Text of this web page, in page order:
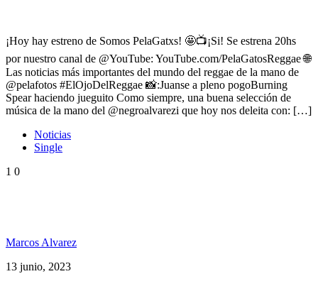
¡Hoy hay estreno de Somos PelaGatxs! 🤩📺¡Si! Se estrena 20hs
por nuestro canal de @YouTube: YouTube.com/PelaGatosReggae 🌐
Las noticias más importantes del mundo del reggae de la mano de
@pelafotos #ElOjoDelReggae 📸:Juanse a pleno pogoBurning
Spear haciendo jueguito Como siempre, una buena selección de
música de la mano del @negroalvarezi que hoy nos deleita con: […]
Noticias
Single
1 0
Marcos Alvarez
13 junio, 2023